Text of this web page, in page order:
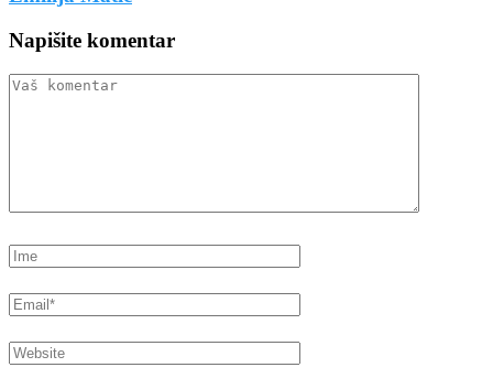
Napišite komentar